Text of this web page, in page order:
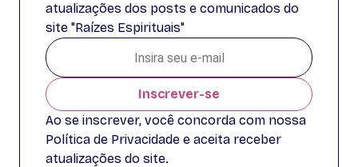
atualizações dos posts e comunicados do
site "Raízes Espirituais"
Inscrever-se
Ao se inscrever, você concorda com nossa
Política de Privacidade e aceita receber
atualizações do site.